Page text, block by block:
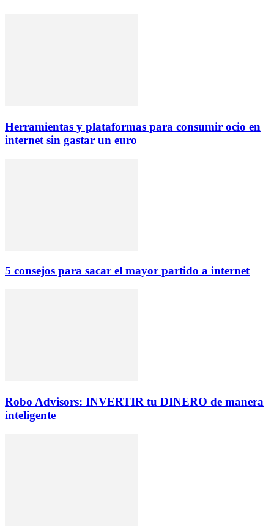
Herramientas y plataformas para consumir ocio en
internet sin gastar un euro
5 consejos para sacar el mayor partido a internet
Robo Advisors: INVERTIR tu DINERO de manera
inteligente